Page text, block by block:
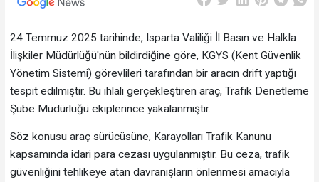
24 Temmuz 2025 tarihinde, Isparta Valiliği İl Basın ve Halkla
İlişkiler Müdürlüğü'nün bildirdiğine göre, KGYS (Kent Güvenlik
Yönetim Sistemi) görevlileri tarafından bir aracın drift yaptığı
tespit edilmiştir. Bu ihlali gerçekleştiren araç, Trafik Denetleme
Şube Müdürlüğü ekiplerince yakalanmıştır.
Söz konusu araç sürücüsüne, Karayolları Trafik Kanunu
kapsamında idari para cezası uygulanmıştır. Bu ceza, trafik
güvenliğini tehlikeye atan davranışların önlenmesi amacıyla